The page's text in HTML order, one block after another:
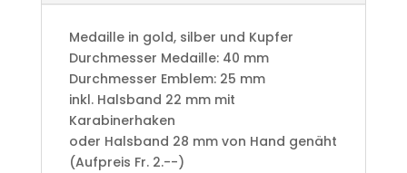
Medaille in gold, silber und Kupfer
​Durchmesser Medaille: 40 mm
Durchmesser Emblem: 25 mm
​inkl. Halsband 22 mm mit
Karabinerhaken
oder Halsband 28 mm von Hand genäht
(Aufpreis Fr. 2.--)